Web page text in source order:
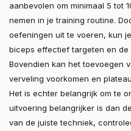
aanbevolen om minimaal 5 tot
nemen in je training routine.
oefeningen uit te voeren, kun
biceps effectief targeten en de
Bovendien kan het toevoegen
verveling voorkomen en
Het is echter belangrijk om te
uitvoering belangrijker is dan
van de juiste techniek,